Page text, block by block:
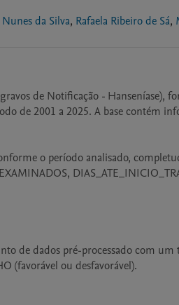
José Mário Nunes da Silva, Rafaela Ribeiro de Sá,
de Notificação - Hanseníase),
de 2001 a 2025. A base contém
o período analisado,
de dados pré-processado com
(favorável ou desfavorável).